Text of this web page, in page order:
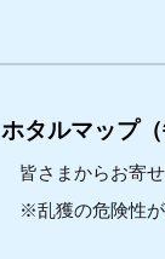
ホタルマップ
皆さまからお寄せ
※乱獲の危険性が